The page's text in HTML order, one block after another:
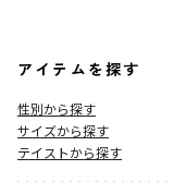
アイテムを探す
性別から探す
サイズから探す
テイストから探す